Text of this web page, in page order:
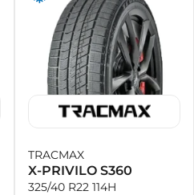
TRACMAX
X-PRIVILO S360
325/40 R22 114H